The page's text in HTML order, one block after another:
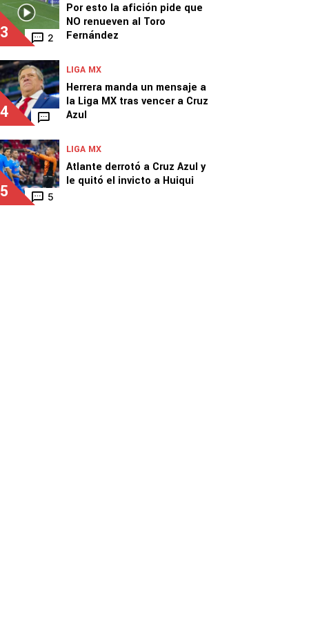
3 2
Por esto la afición pide que
NO renueven al Toro
Fernández
4
LIGA MX
Herrera manda un mensaje a
la Liga MX tras vencer a Cruz
Azul
5 5
LIGA MX
Atlante derrotó a Cruz Azul y
le quitó el invicto a Huiqui